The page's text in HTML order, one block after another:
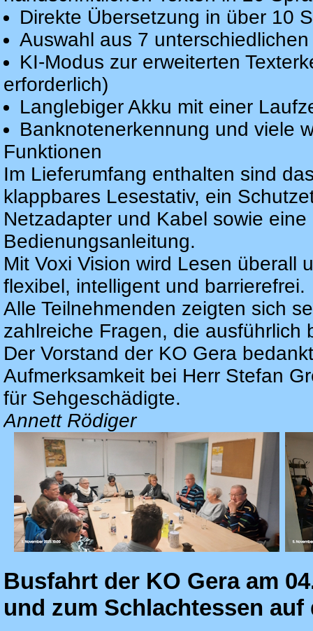
Direkte Übersetzung in über 10
Auswahl aus 7
KI-Modus zur erweiterten
erforderlich)
Langlebiger Akku mit einer
Banknotenerkennung und viele
Funktionen
Im Lieferumfang enthalten sind
klappbares Lesestativ, ein
Netzadapter und Kabel sowie
Bedienungsanleitung.
Mit Voxi Vision wird Lesen überall
flexibel, intelligent und barrierefrei.
Alle Teilnehmenden zeigten sich
zahlreiche Fragen, die ausführlich
Der Vorstand der KO Gera
Aufmerksamkeit bei Herr Stefan
für Sehgeschädigte.
Annett Rödiger
Busfahrt der KO Gera am
und zum Schlachtessen